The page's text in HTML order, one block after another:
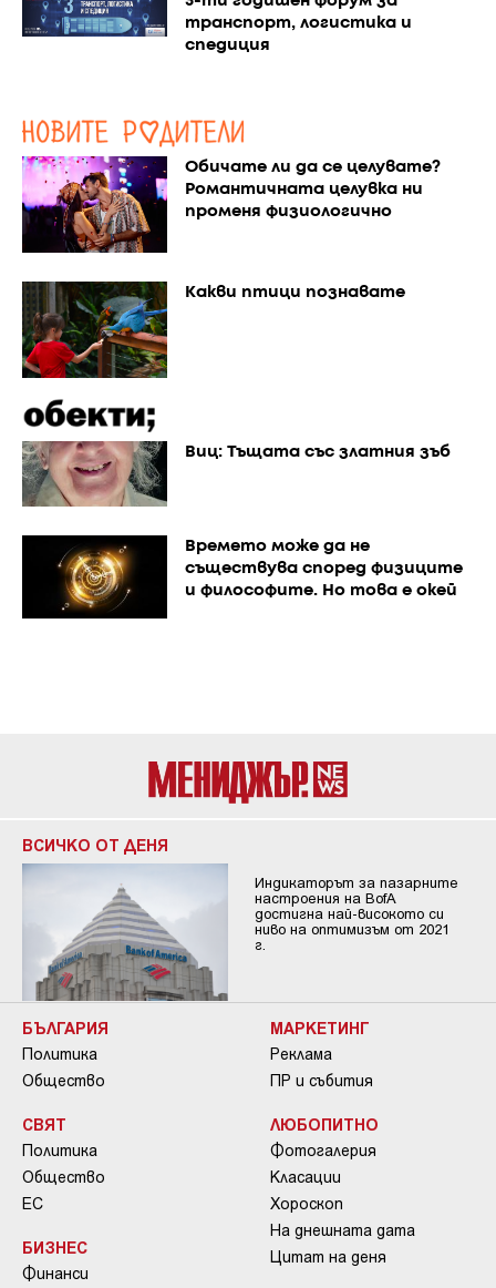
транспорт, логистика и
спедиция
Обичате ли да се целувате?
Романтичната целувка ни
променя физиологично
Какви птици познавате
Виц: Тъщата със златния зъб
Времето може да не
съществува според физиците
и философите. Но това е окей
ВСИЧКО ОТ ДЕНЯ
Индикаторът за пазарните
настроения на BofA
достигна най-високото си
ниво на оптимизъм от 2021
г.
БЪЛГАРИЯ
Политика
Общество
СВЯТ
Политика
Общество
ЕС
БИЗНЕС
Финанси
МАРКЕТИНГ
Реклама
ПР и събития
ЛЮБОПИТНО
Фотогалерия
Класации
Хороскоп
На днешната дата
Цитат на деня